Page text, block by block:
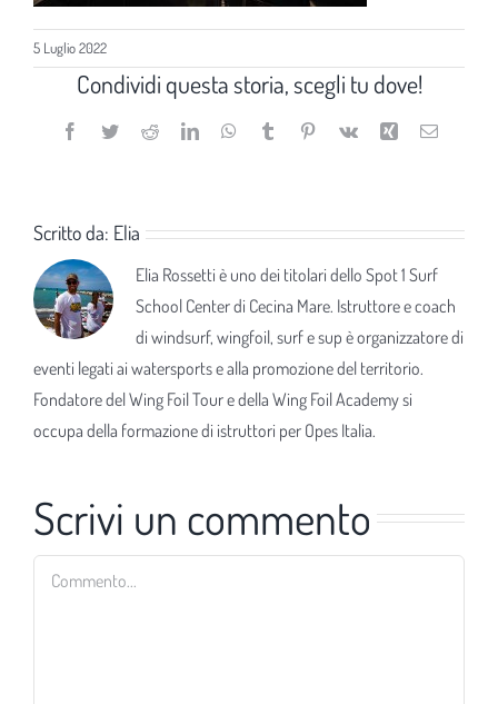
5 Luglio 2022
Condividi questa storia, scegli tu dove!
Facebook
TwitterRedditLinkedInWhatsApp
TumblrPinterest
Vk Xing Email
Scritto da: Elia
Elia Rossetti è uno dei titolari dello Spot 1 Surf
School Center di Cecina Mare. Istruttore e coach
di windsurf, wingfoil, surf e sup è organizzatore di
eventi legati ai watersports e alla promozione del territorio.
Fondatore del Wing Foil Tour e della Wing Foil Academy si
occupa della formazione di istruttori per Opes Italia.
Scrivi un commento
Commento